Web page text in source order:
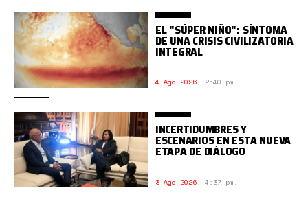
EL "SÚPER NIÑO": SÍNTOMA
DE UNA CRISIS CIVILIZATORIA
INTEGRAL
4 Ago 2026, 2:40 pm.
INCERTIDUMBRES Y
ESCENARIOS EN ESTA NUEVA
ETAPA DE DIÁLOGO
3 Ago 2026, 4:37 pm.